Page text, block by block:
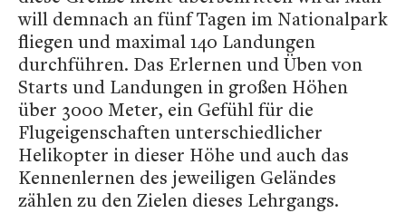
will demnach an fünf Tagen im Nationalpark
fliegen und maximal 140 Landungen
durchführen. Das Erlernen und Üben von
Starts und Landungen in großen Höhen
über 3000 Meter, ein Gefühl für die
Flugeigenschaften unterschiedlicher
Helikopter in dieser Höhe und auch das
Kennenlernen des jeweiligen Geländes
zählen zu den Zielen dieses Lehrgangs.